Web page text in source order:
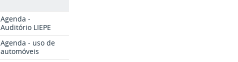
Agenda -
Auditório LIEPE
Agenda - uso de
automóveis